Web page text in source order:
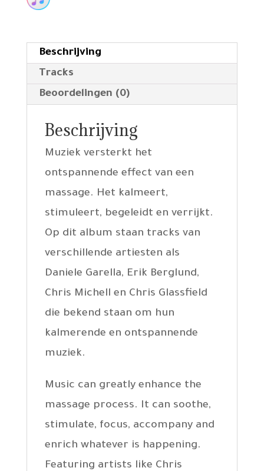
Beschrijving
Tracks
Beoordelingen (0)
Beschrijving
Muziek versterkt het
ontspannende effect van een
massage. Het kalmeert,
stimuleert, begeleidt en verrijkt.
Op dit album staan tracks van
verschillende artiesten als
Daniele Garella, Erik Berglund,
Chris Michell en Chris Glassfield
die bekend staan om hun
kalmerende en ontspannende
muziek.
Music can greatly enhance the
massage process. It can soothe,
stimulate, focus, accompany and
enrich whatever is happening.
Featuring artists like Chris